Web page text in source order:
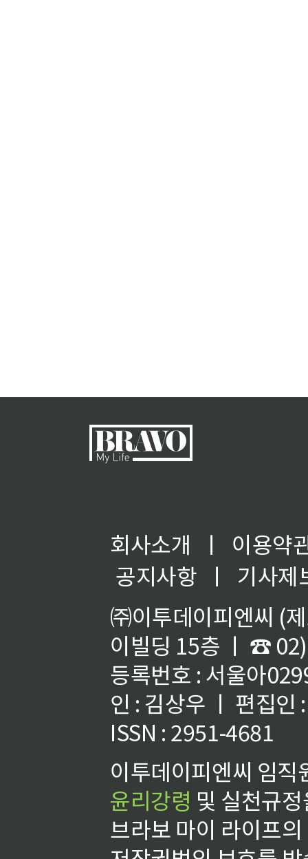
회사소개 ㅣ
이용약
공지사항
ㅣ
기사제
㈜이투데이피엔씨 (
이빌딩 15층 ㅣ ☎
등록번호 : 서울아
인 : 김상우 ㅣ 편집인
ISSN : 2951-4681
이투데이피엔씨 임
윤리강령 및 실천규
브라보 마이 라이프